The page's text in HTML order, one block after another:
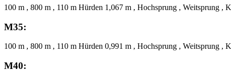
100 m , 800 m , 110 m Hürden 1,067 m , Hochsprung , Weitsprung ,
M35:
100 m , 800 m , 110 m Hürden 0,991 m , Hochsprung , Weitsprung ,
M40: